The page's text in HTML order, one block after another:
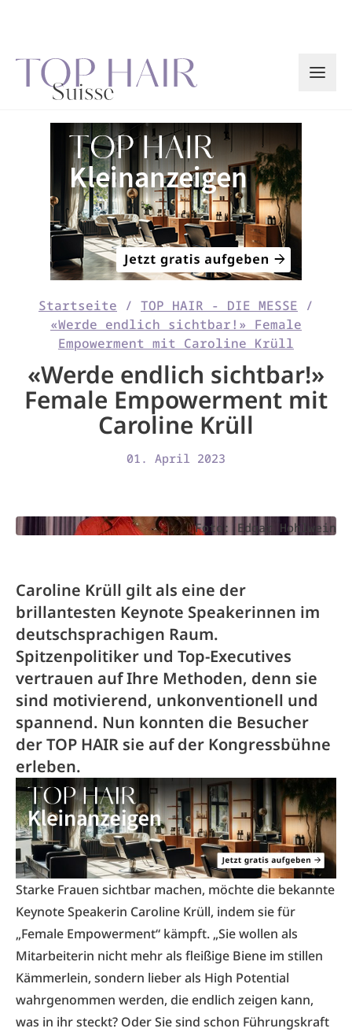
Startseite / TOP HAIR - DIE MESSE /
«Werde endlich sichtbar!» Female
Empowerment mit Caroline Krüll
«Werde endlich sichtbar!»
Female Empowerment mit
Caroline Krüll
01. April 2023
Foto: Edgar Hohlwein
Caroline Krüll gilt als eine der
brillantesten Keynote Speakerinnen im
deutschsprachigen Raum.
Spitzenpolitiker und Top-Executives
vertrauen auf Ihre Methoden, denn sie
sind motivierend, unkonventionell und
spannend. Nun konnten die Besucher
der TOP HAIR sie auf der Kongressbühne
erleben.
Starke Frauen sichtbar machen, möchte die bekannte
Keynote Speakerin Caroline Krüll, indem sie für
„Female Empowerment“ kämpft. „Sie wollen als
Mitarbeiterin nicht mehr als fleißige Biene im stillen
Kämmerlein, sondern lieber als High Potential
wahrgenommen werden, die endlich zeigen kann,
was in ihr steckt? Oder Sie sind schon Führungskraft